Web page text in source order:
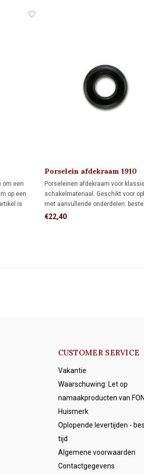
om een
op een
is
Porselein afdekraam 1910
Porseleinen afdekraam voor
schakelmateriaal. Geschikt voor
met aanvullende onderdelen:
montagering voor directe
€22,40
CUSTOMER SERVICE
Vakantie
Waarschuwing: Let op
namaakproducten van
Huismerk
Oplopende levertijden -
tijd
Algemene voorwaarden
Contactgegevens